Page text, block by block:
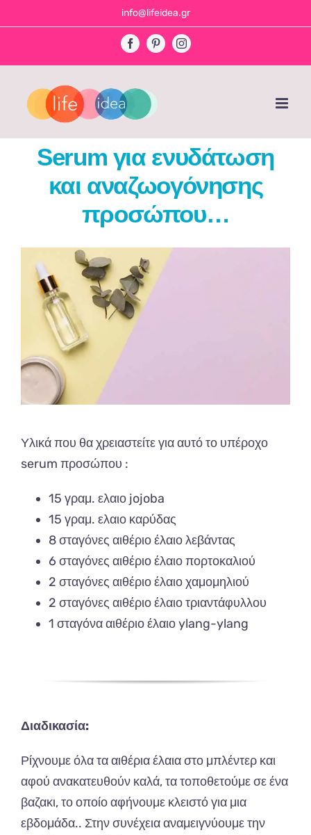
to
info@lifeidea.gr
FacebookPinterestInstagram
Serum για ενυδάτωση
και αναζωογόνησης
προσώπου…
Υλικά που θα χρειαστείτε για αυτό το υπέροχο
serum προσώπου :
15 γραμ. ελαιο jojoba
15 γραμ. ελαιο καρύδας
8 σταγόνες αιθέριο έλαιο λεβάντας
6 σταγόνες αιθέριο έλαιο πορτοκαλιού
2 σταγόνες αιθέριο έλαιο χαμομηλιού
2 σταγόνες αιθέριο έλαιο τριαντάφυλλου
1 σταγόνα αιθέριο έλαιο ylang-ylang
Διαδικασία:
Ρίχνουμε όλα τα αιθέρια έλαια στο μπλέντερ και
αφού ανακατευθούν καλά, τα τοποθετούμε σε ένα
βαζακι, το οποίο αφήνουμε κλειστό για μια
εβδομάδα.. Στην συνέχεια αναμειγνύουμε την